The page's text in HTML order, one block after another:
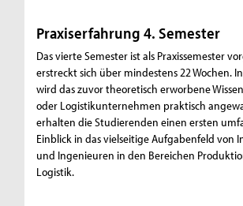
Praxiserfahrung 4. Semester
Das vierte Semester ist als Praxissemester
erstreckt sich über mindestens 22 Wochen.
wird das zuvor theoretisch erworbene
oder Logistikunternehmen praktisch
erhalten die Studierenden einen ersten
Einblick in das vielseitige Aufgabenfeld von
und Ingenieuren in den Bereichen
Logistik.